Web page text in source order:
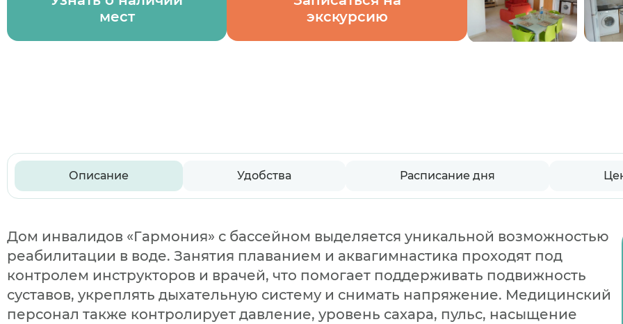
мест
экскурсию
Описание Удобства Расписание дня
Дом инвалидов «Гармония» с бассейном выделяется уникальной возможностью
реабилитации в воде. Занятия плаванием и аквагимнастика проходят под
контролем инструкторов и врачей, что помогает поддерживать подвижность
суставов, укреплять дыхательную систему и снимать напряжение. Медицинский
персонал также контролирует давление, уровень сахара, пульс, насыщение